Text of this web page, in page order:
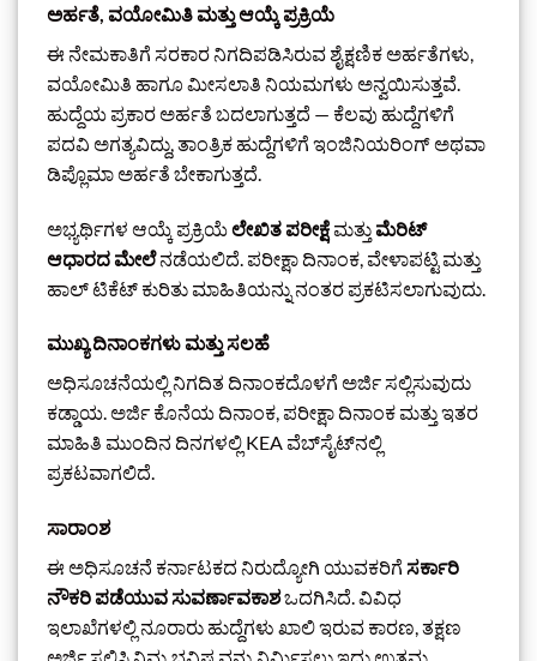
ಅರ್ಹತೆ, ವಯೋಮಿತಿ ಮತ್ತು ಆಯ್ಕೆ ಪ್ರಕ್ರಿಯೆ
ಈ ನೇಮಕಾತಿಗೆ ಸರಕಾರ ನಿಗದಿಪಡಿಸಿರುವ ಶೈಕ್ಷಣಿಕ ಅರ್ಹತೆಗಳು,
ವಯೋಮಿತಿ ಹಾಗೂ ಮೀಸಲಾತಿ ನಿಯಮಗಳು ಅನ್ವಯಿಸುತ್ತವೆ.
ಹುದ್ದೆಯ ಪ್ರಕಾರ ಅರ್ಹತೆ ಬದಲಾಗುತ್ತದೆ — ಕೆಲವು ಹುದ್ದೆಗಳಿಗೆ
ಪದವಿ ಅಗತ್ಯವಿದ್ದು, ತಾಂತ್ರಿಕ ಹುದ್ದೆಗಳಿಗೆ ಇಂಜಿನಿಯರಿಂಗ್ ಅಥವಾ
ಡಿಪ್ಲೊಮಾ ಅರ್ಹತೆ ಬೇಕಾಗುತ್ತದೆ.
ಅಭ್ಯರ್ಥಿಗಳ ಆಯ್ಕೆ ಪ್ರಕ್ರಿಯೆಲೇಖಿತ ಪರೀಕ್ಷೆಮತ್ತು ಮೆರಿಟ್
ಆಧಾರದ ಮೇಲೆನಡೆಯಲಿದೆ. ಪರೀಕ್ಷಾ ದಿನಾಂಕ, ವೇಳಾಪಟ್ಟಿ ಮತ್ತು
ಹಾಲ್ ಟಿಕೆಟ್ ಕುರಿತು ಮಾಹಿತಿಯನ್ನು ನಂತರ ಪ್ರಕಟಿಸಲಾಗುವುದು.
ಮುಖ್ಯ ದಿನಾಂಕಗಳು ಮತ್ತು ಸಲಹೆ
ಅಧಿಸೂಚನೆಯಲ್ಲಿ ನಿಗದಿತ ದಿನಾಂಕದೊಳಗೆ ಅರ್ಜಿ ಸಲ್ಲಿಸುವುದು
ಕಡ್ಡಾಯ. ಅರ್ಜಿ ಕೊನೆಯ ದಿನಾಂಕ, ಪರೀಕ್ಷಾ ದಿನಾಂಕ ಮತ್ತು ಇತರ
ಮಾಹಿತಿ ಮುಂದಿನ ದಿನಗಳಲ್ಲಿ KEA ವೆಬ್‌ಸೈಟ್‌ನಲ್ಲಿ
ಪ್ರಕಟವಾಗಲಿದೆ.
ಸಾರಾಂಶ
ಈ ಅಧಿಸೂಚನೆ ಕರ್ನಾಟಕದ ನಿರುದ್ಯೋಗಿ ಯುವಕರಿಗೆ ಸರ್ಕಾರಿ
ನೌಕರಿ ಪಡೆಯುವ ಸುವರ್ಣಾವಕಾಶಒದಗಿಸಿದೆ. ವಿವಿಧ
ಇಲಾಖೆಗಳಲ್ಲಿ ನೂರಾರು ಹುದ್ದೆಗಳು ಖಾಲಿ ಇರುವ ಕಾರಣ, ತಕ್ಷಣ